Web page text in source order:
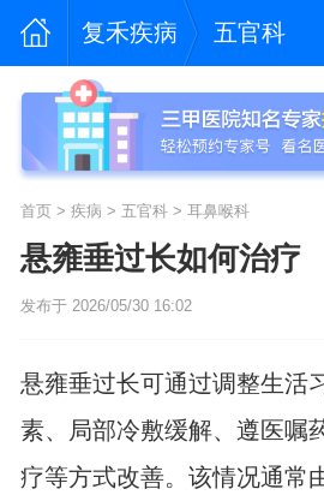
复禾疾病 五官科
首页> 疾病 > 五官科> 耳鼻喉科
悬雍垂过长如何治疗
发布于 2026/05/30 16:02
悬雍垂过长可通过调整生活
素、局部冷敷缓解、遵医嘱
疗等方式改善。该情况通常